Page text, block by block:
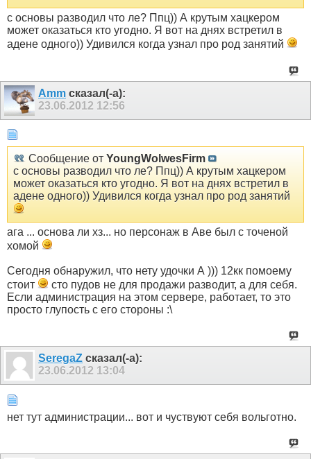
с основы разводил что ле? Ппц)) А крутым хацкером
может оказаться кто угодно. Я вот на днях встретил в
адене одного)) Удивился когда узнал про род занятий
Amm сказал(-а):
23.06.2012 12:56
Сообщение от YoungWolwesFirm
с основы разводил что ле? Ппц)) А крутым хацкером
может оказаться кто угодно. Я вот на днях встретил в
адене одного)) Удивился когда узнал про род занятий
ага ... основа ли хз... но персонаж в Аве был с точеной
хомой
Сегодня обнаружил, что нету удочки А ))) 12кк помоему
стоит
сто пудов не для продажи разводит, а для себя.
Если администрация на этом сервере, работает, то это
просто глупость с его стороны :\
SeregaZ сказал(-а):
23.06.2012 13:04
нет тут администрации... вот и чуствуют себя вольготно.